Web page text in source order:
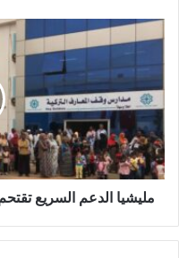
مليشيا
الدعم
السريع
وتنهب
المدارس
التركية
بالسودان
مليشيا الدعم السريع